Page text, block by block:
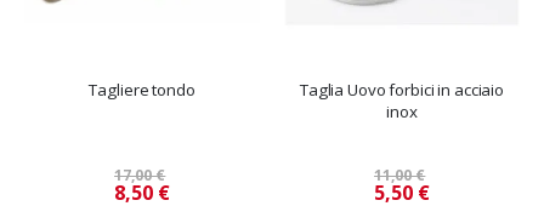
Tagliere tondo
17,00 €
Prezzo
8,50 €
Taglia Uovo forbici in acciaio
inox
11,00 €
Prezzo
5,50 €